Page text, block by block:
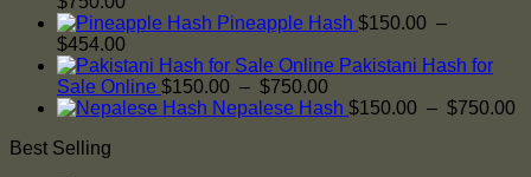
de
$150.00
à
$750.00
Pineapple Hash $150.00 –
$454.00
de
prix :
$150.00
Pakistani Hash for
Sale Online $150.00 – $750.00
de
Nepalese Hash $150.00 – $750.00
Best Selling